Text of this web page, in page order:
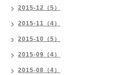
2015-12（5）
2015-11（4）
2015-10（5）
2015-09（4）
2015-08（4）